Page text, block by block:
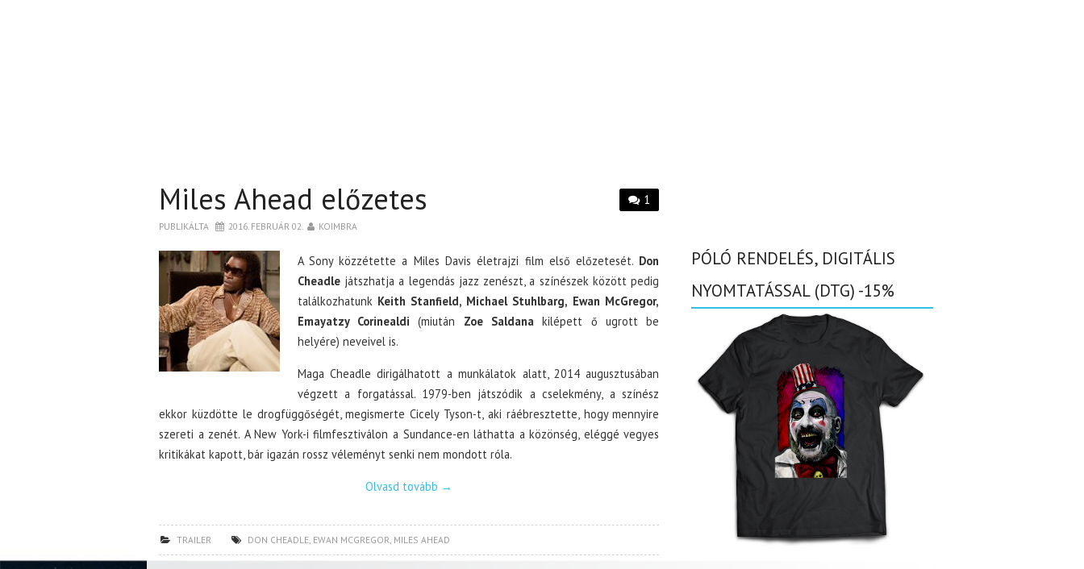
1
Miles Ahead előzetes
PUBLIKÁLTA 2016. FEBRUÁR 02. KOIMBRA
A Sony közzétette a Miles Davis életrajzi film első előzetesét. Don
Cheadlejátszhatja a legendás jazz zenészt, a színészek között pedig
találkozhatunk Keith Stanfield, Michael Stuhlbarg, Ewan McGregor,
Emayatzy Corinealdi (miután Zoe Saldana kilépett ő ugrott be
helyére) neveivel is.
Maga Cheadle dirigálhatott a munkálatok alatt, 2014 augusztusában
végzett a forgatással. 1979-ben játszódik a cselekmény, a színész
ekkor küzdötte le drogfüggőségét, megismerte Cicely Tyson-t, aki ráébresztette, hogy mennyire
szereti a zenét. A New York-i filmfesztiválon a Sundance-en láthatta a közönség, eléggé vegyes
kritikákat kapott, bár igazán rossz véleményt senki nem mondott róla.
Olvasd tovább →
TRAILER DON CHEADLE, EWAN MCGREGOR, MILES AHEAD
PÓLÓ RENDELÉS, DIGITÁLIS
NYOMTATÁSSAL (DTG) -15%